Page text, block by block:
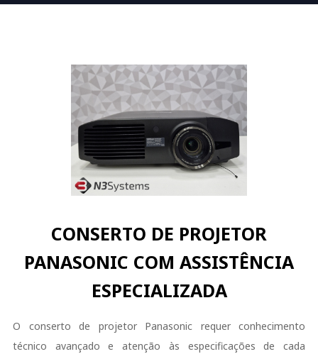
CONSERTO DE PROJETOR
PANASONIC COM ASSISTÊNCIA
ESPECIALIZADA
O conserto de projetor Panasonic requer conhecimento
técnico avançado e atenção às especificações de cada